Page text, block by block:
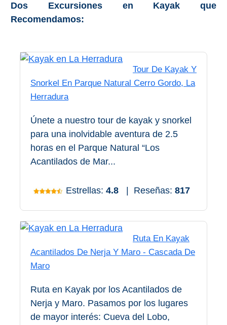
Reserva de
Monumentos
Playas de Granada
Excursiones Desde Málaga
Dos Excursiones en Kayak que
Recomendamos:
Tour De Kayak Y
Snorkel En Parque Natural Cerro Gordo, La
Herradura
Únete a nuestro tour de kayak y snorkel
para una inolvidable aventura de 2.5
horas en el Parque Natural “Los
Acantilados de Mar...
Estrellas: 4.8 Reseñas: 817
Ruta En Kayak
Acantilados De Nerja Y Maro - Cascada De
Maro
Ruta en Kayak por los Acantilados de
Nerja y Maro. Pasamos por los lugares
de mayor interés: Cueva del Lobo,